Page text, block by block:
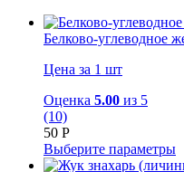
Белково-углеводное
Цена за 1 шт
Оценка 5.00 из 5
(10)
50 Р
Выберите параметры